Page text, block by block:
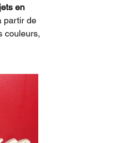
en
partir de
couleurs,